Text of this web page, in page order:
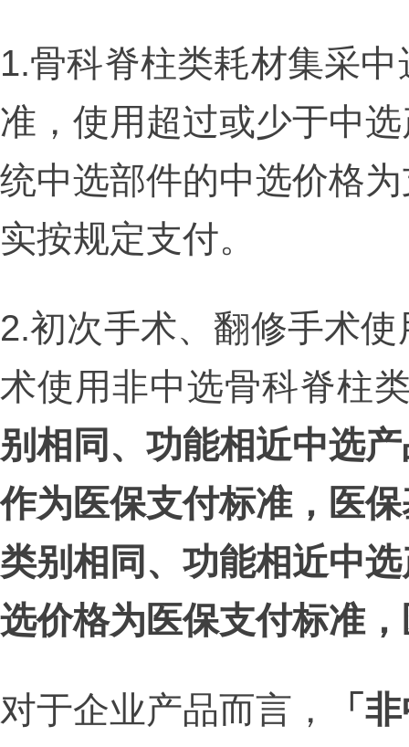
1.骨科脊柱类耗材集采
准，使用超过或少于中
统中选部件的中选价格
实按规定支付。
2.初次手术、翻修手术
术使用非中选骨科脊柱
别相同、功能相近中选
作为医保支付标准，医
类别相同、功能相近中
选价格为医保支付标准
对于企业产品而言，
「